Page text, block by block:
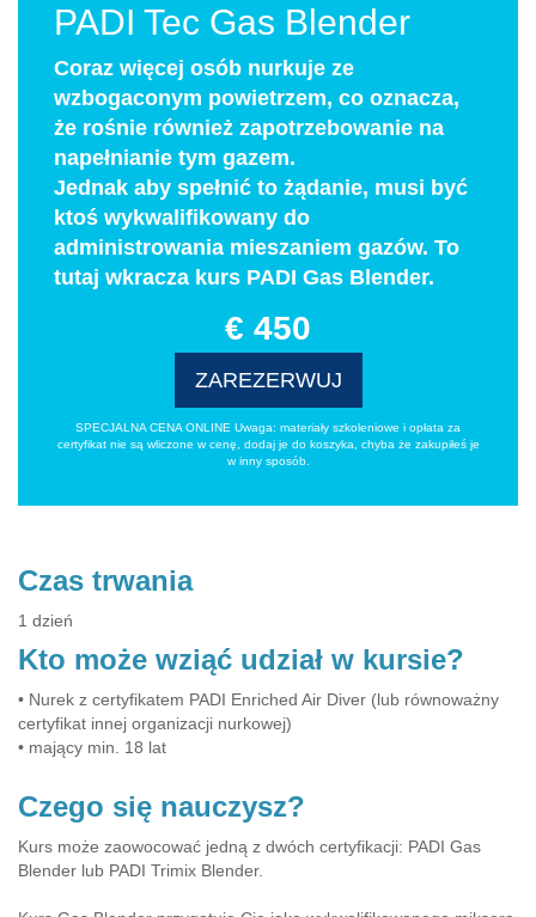
PADI Tec Gas Blender
Coraz więcej osób nurkuje ze
wzbogaconym powietrzem, co oznacza,
że rośnie również zapotrzebowanie na
napełnianie tym gazem.
Jednak aby spełnić to żądanie, musi być
ktoś wykwalifikowany do
administrowania mieszaniem gazów. To
tutaj wkracza kurs PADI Gas Blender.
€ 450
ZAREZERWUJ
SPECJALNA CENA ONLINE Uwaga: materiały szkoleniowe i opłata za
certyfikat nie są wliczone w cenę, dodaj je do koszyka, chyba że zakupiłeś je
w inny sposób.
Czas trwania
1 dzień
Kto może wziąć udział w kursie?
• Nurek z certyfikatem PADI Enriched Air Diver (lub równoważny
certyfikat innej organizacji nurkowej)
• mający min. 18 lat
Czego się nauczysz?
Kurs może zaowocować jedną z dwóch certyfikacji: PADI Gas
Blender lub PADI Trimix Blender.